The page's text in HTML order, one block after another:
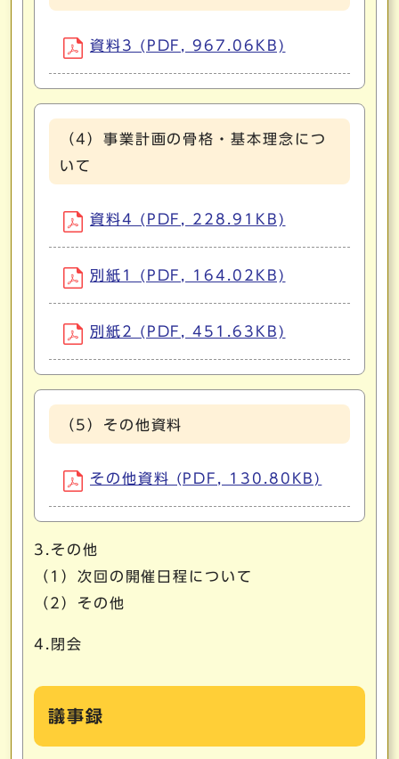
資料3 (PDF, 967.06KB)
（4）事業計画の骨格・基本理念につ
いて
資料4 (PDF, 228.91KB)
別紙1 (PDF, 164.02KB)
別紙2 (PDF, 451.63KB)
（5）その他資料
その他資料 (PDF, 130.80KB)
3.その他
（1）次回の開催日程について
（2）その他
4.閉会
議事録